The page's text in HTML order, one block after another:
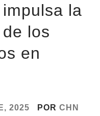
la
los
en
2025 POR CHN